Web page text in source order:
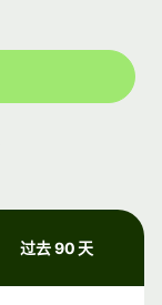
过去 90 天